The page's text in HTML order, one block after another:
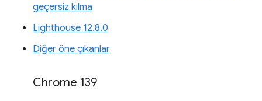
geçersiz kılma
Lighthouse 12.8.0
Diğer öne çıkanlar
Chrome 139